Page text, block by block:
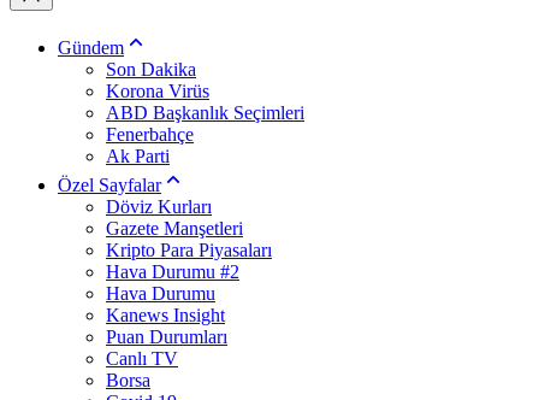
Gündem
Son Dakika
Korona Virüs
ABD Başkanlık Seçimleri
Fenerbahçe
Ak Parti
Özel Sayfalar
Döviz Kurları
Gazete Manşetleri
Kripto Para Piyasaları
Hava Durumu #2
Hava Durumu
Kanews Insight
Puan Durumları
Canlı TV
Borsa